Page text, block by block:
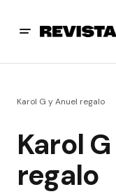
Karol G y Anuel regalo
Karol
regalo